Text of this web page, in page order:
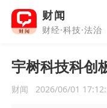
财闻
财经·科技·法治
宇树科技科创
财闻 2026/06/01